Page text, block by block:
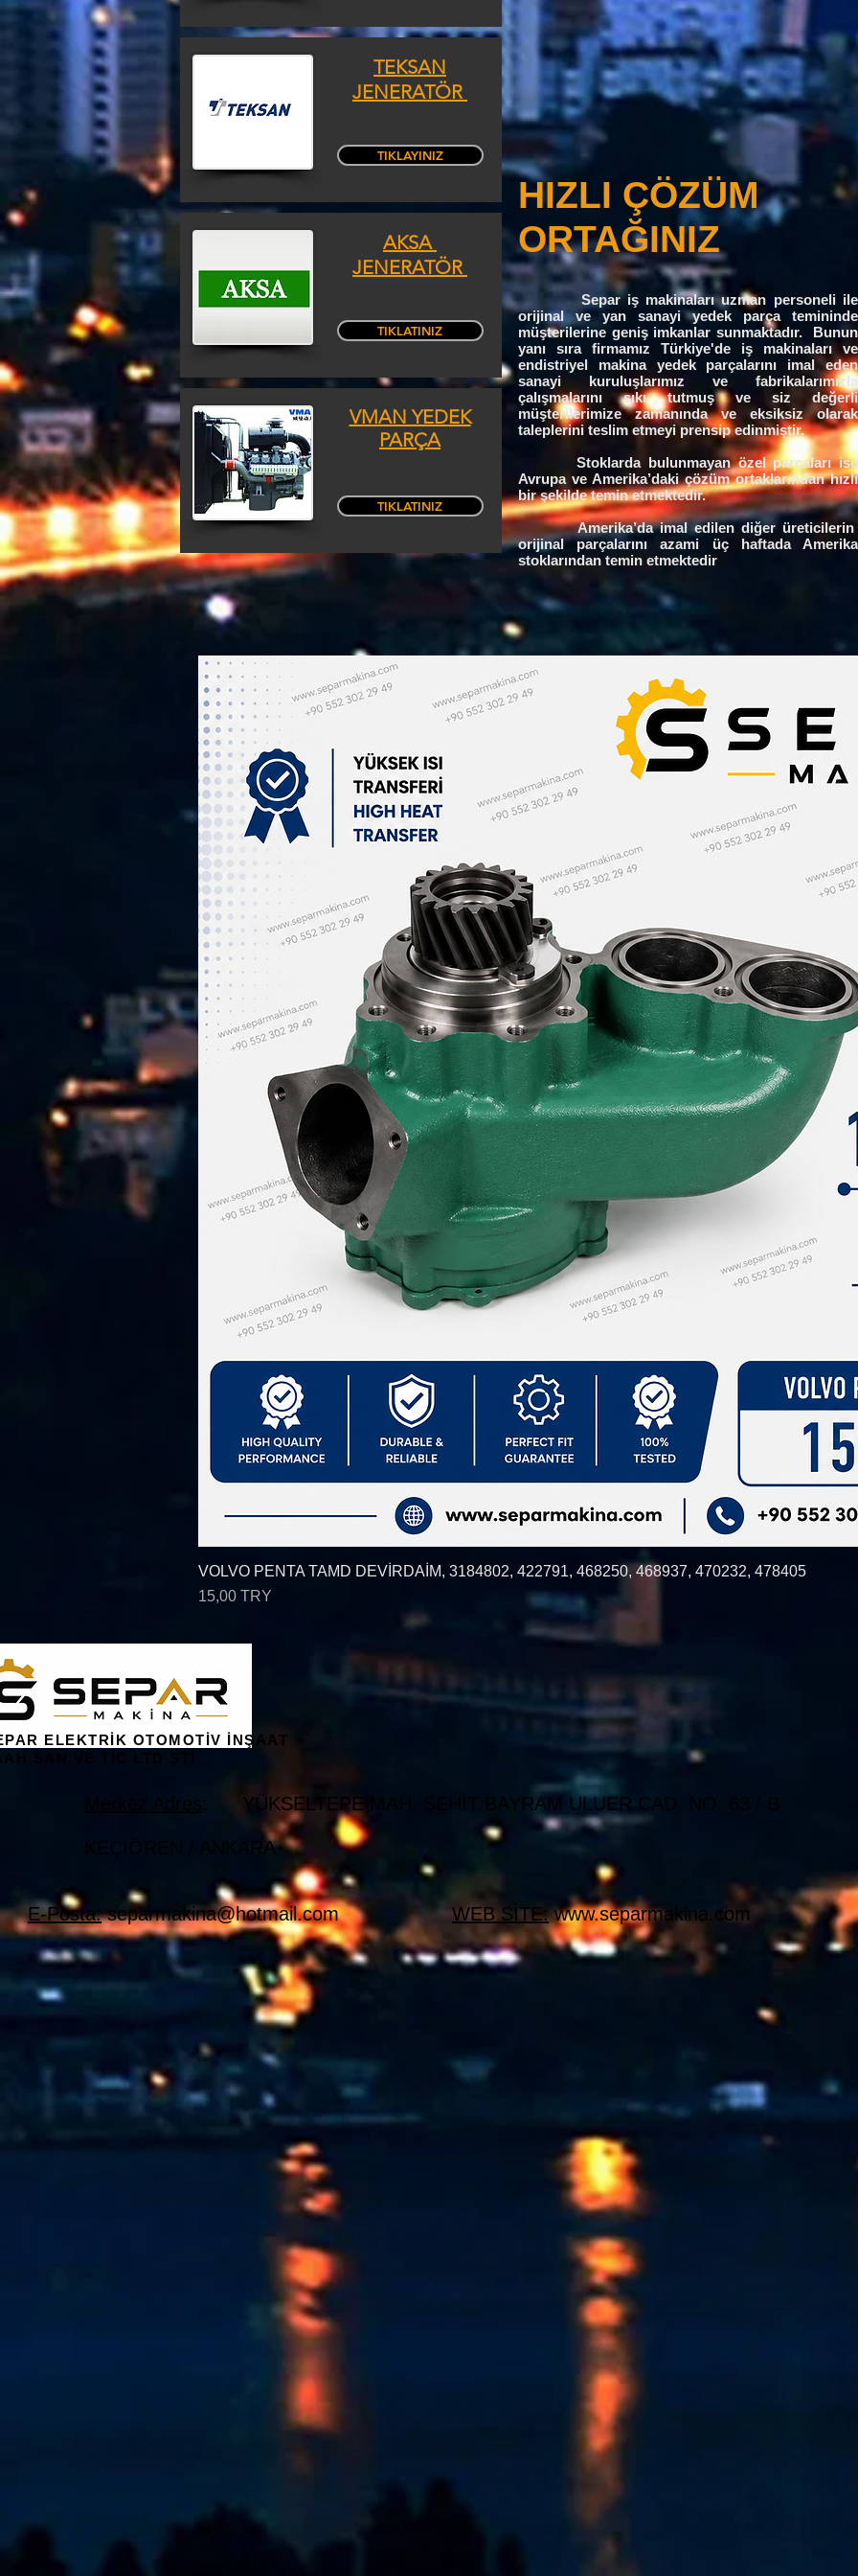
TEKSAN
JENERATÖR
TIKLAYINIZ
AKSA
JENERATÖR
TIKLATINIZ
VMAN YEDEK
PARÇA
TIKLATINIZ
HIZLI ÇÖZÜM
ORTAĞINIZ
Separ iş makinaları uzman personeli ile
orijinal ve yan sanayi yedek parça temininde
müşterilerine geniş imkanlar sunmaktadır. Bunun
yanı sıra firmamız Türkiye'de iş makinaları ve
endistriyel makina yedek parçalarını imal eden
sanayi kuruluşlarımız ve fabrikalarımızla
çalışmalarını sıkı tutmuş ve siz değerli
müşterilerimize zamanında ve eksiksiz olarak
taleplerini teslim etmeyi prensip edinmiştir.
Stoklarda bulunmayan özel parçaları ise
Avrupa ve Amerika’daki çözüm ortaklarından hızlı
bir şekilde temin etmektedir.
Amerika’da imal edilen diğer üreticilerin
orijinal parçalarını azami üç haftada Amerika
stoklarından temin etmektedir.
Быстрый просмотр
VOLVO PENTA TAMD DEVİRDAİM, 3184802, 422791, 468250, 468937, 470232, 478405
Цена
15,00 TRY
ELEKTRİK OTOMOTİV İNŞAAT
SAN VE TİC LTD ŞTİ
Merkez Adres: YÜKSELTEPE MAH. ŞEHİT BAYRAM ULUER CAD. NO: 63 / B
KEÇİÖREN / ANKARA
E-Posta: separmakina@hotmail.com WEB SİTE: www.separmakina.com